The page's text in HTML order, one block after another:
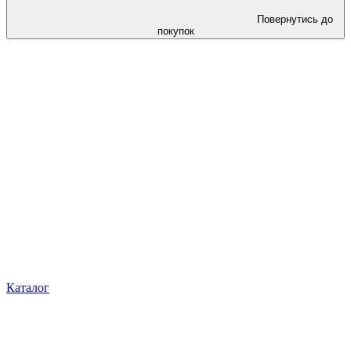
Повернутись до
покупок
Каталог